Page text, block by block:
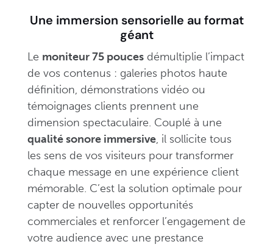
Une immersion sensorielle au format
géant
Le moniteur 75 poucesdémultiplie l’impact
de vos contenus : galeries photos haute
définition, démonstrations vidéo ou
témoignages clients prennent une
dimension spectaculaire. Couplé à une
qualité sonore immersive, il sollicite tous
les sens de vos visiteurs pour transformer
chaque message en une expérience client
mémorable. C’est la solution optimale pour
capter de nouvelles opportunités
commerciales et renforcer l’engagement de
votre audience avec une prestance